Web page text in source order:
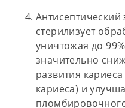
Антисептический
стерилизует
уничтожая до
значительно
развития
кариеса) и